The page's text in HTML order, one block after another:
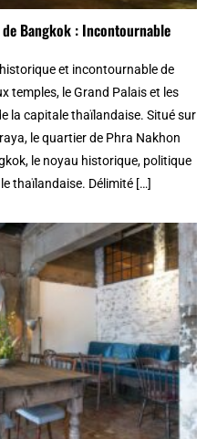
Bangkok : Incontournable
et incontournable de
temples, le Grand Palais et les
la capitale thaïlandaise. Situé sur
le quartier de Phra Nakhon
le noyau historique, politique
thaïlandaise. Délimité […]